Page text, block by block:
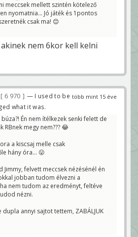
meccsek mellett szintén kötelező
nyomatnia... Jó játék és 1pontos
csak ma! 😊
nem 6kor kell kelni
több mint 15 éve
6 970
— I used to be
what it was.
Én nem ítélkezek senki felett de
RBnek megy nem??? 😂
a kiscsaj melle csak
hány óra... 😛
Jimmy, felvett meccsek nézésénél én
jobban tudom élvezni a
nem tudom az eredményt, feltéve
nézni.
dupla annyi sajtot tettem, ZABÁLJUK